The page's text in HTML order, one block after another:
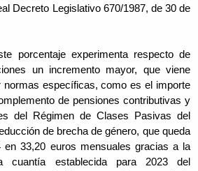
Decreto Legislativo 670/1987, de 30 de
porcentaje experimenta respecto de
un incremento mayor, que viene
normas específicas, como es el importe
de pensiones contributivas y
del Régimen de Clases Pasivas del
de brecha de género, que queda
en 33,20 euros mensuales gracias a la
cuantía establecida para 2023 del